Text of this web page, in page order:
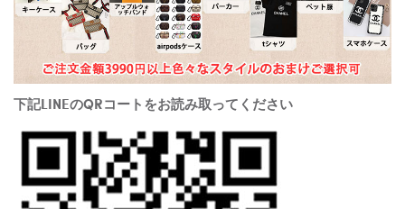
下記LINEのQRコートをお読み取ってください